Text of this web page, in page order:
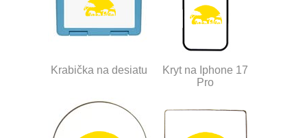
Krabička na desiatu
Kryt na Iphone 17
Pro